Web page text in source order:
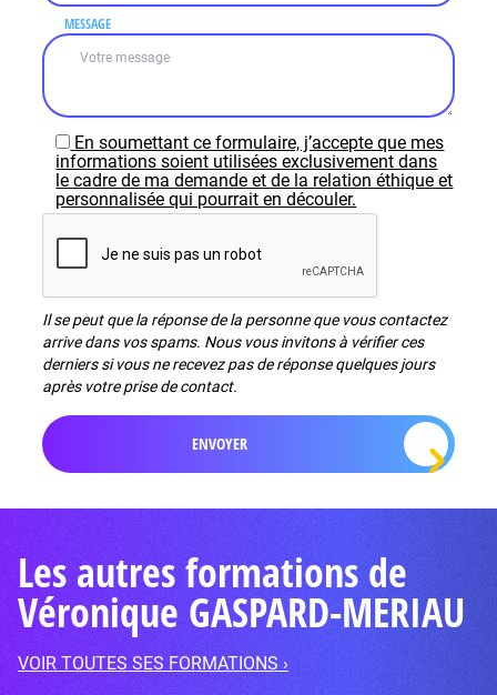
MESSAGE
En soumettant ce formulaire, j’accepte que mes
informations soient utilisées exclusivement dans
le cadre de ma demande et de la relation éthique et
personnalisée qui pourrait en découler.
Il se peut que la réponse de la personne que vous contactez
arrive dans vos spams. Nous vous invitons à vérifier ces
derniers si vous ne recevez pas de réponse quelques jours
après votre prise de contact.
Les autres formations de
Véronique GASPARD-MERIAU
VOIR TOUTES SES FORMATIONS ›